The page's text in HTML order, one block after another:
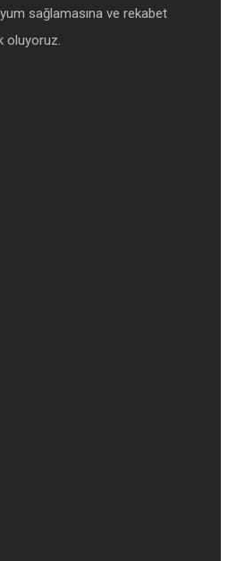
sağlamasına ve rekabet
oluyoruz.